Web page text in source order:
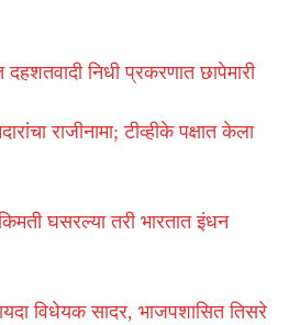
निधी प्रकरणात छापेमारी
राजीनामा; टीव्हीके पक्षात केला
घसरल्या तरी भारतात इंधन
विधेयक सादर, भाजपशासित तिसरे